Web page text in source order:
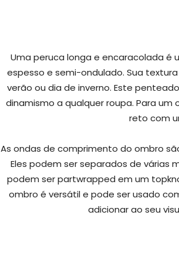
Uma peruca longa e encaracolada é
espesso e semi-ondulado. Sua
verão ou dia de inverno. Este
dinamismo a qualquer roupa. Para
reto com
As ondas de comprimento do ombro
Eles podem ser separados de várias
podem ser partwrapped em um
ombro é versátil e pode ser usado
adicionar ao seu